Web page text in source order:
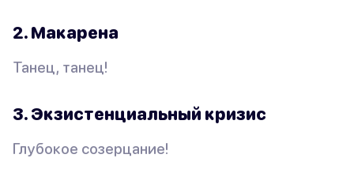
2. Макарена
Танец, танец!
3. Экзистенциальный кризис
Глубокое созерцание!